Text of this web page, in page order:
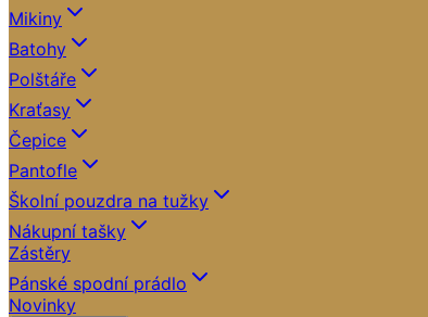
Mikiny
Batohy
Polštáře
Kraťasy
Čepice
Pantofle
Školní pouzdra na tužky
Nákupní tašky
Zástěry
Pánské spodní prádlo
Novinky